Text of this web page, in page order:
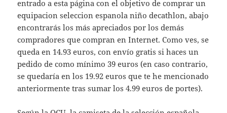
entrado a esta página con el objetivo de comprar un
equipacion seleccion espanola niño decathlon, abajo
encontrarás los más apreciados por los demás
compradores que compran en Internet. Como ves, se
queda en 14.93 euros, con envío gratis si haces un
pedido de como mínimo 39 euros (en caso contrario,
se quedaría en los 19.92 euros que te he mencionado
anteriormente tras sumar los 4.99 euros de portes).